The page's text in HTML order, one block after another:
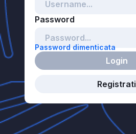
Password dimenticata
Login
Registrati